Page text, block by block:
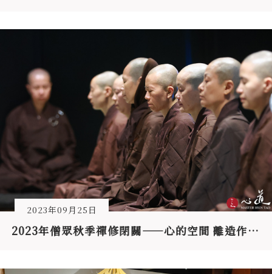
2023年09月25日
2023年僧眾秋季禪修閉關——心的空間 離造作顯空明